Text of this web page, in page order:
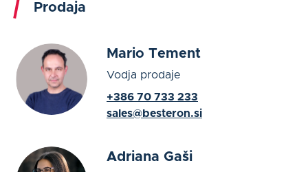
Prodaja
Mario Tement
Vodja prodaje
+386 70 733 233
sales@besteron.si
Adriana Gaši